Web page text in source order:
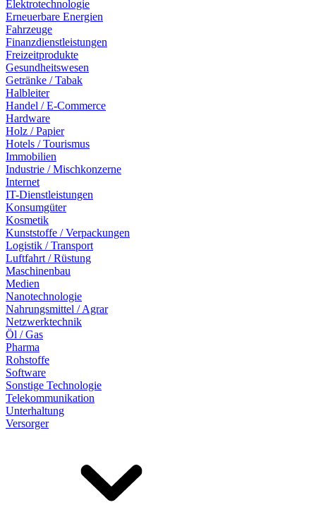
Elektrotechnologie
Erneuerbare Energien
Fahrzeuge
Finanzdienstleistungen
Freizeitprodukte
Gesundheitswesen
Getränke / Tabak
Halbleiter
Handel / E-Commerce
Hardware
Holz / Papier
Hotels / Tourismus
Immobilien
Industrie / Mischkonzerne
Internet
IT-Dienstleistungen
Konsumgüter
Kosmetik
Kunststoffe / Verpackungen
Logistik / Transport
Luftfahrt / Rüstung
Maschinenbau
Medien
Nanotechnologie
Nahrungsmittel / Agrar
Netzwerktechnik
Öl / Gas
Pharma
Rohstoffe
Software
Sonstige Technologie
Telekommunikation
Unterhaltung
Versorger